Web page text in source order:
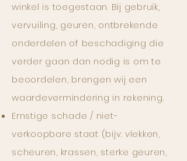
winkel is toegestaan. Bij gebruik,
vervuiling, geuren, ontbrekende
onderdelen of beschadiging die
verder gaan dan nodig is om te
beoordelen, brengen wij een
waardevermindering in rekening.
Ernstige schade / niet-
verkoopbare staat (bijv. vlekken,
scheuren, krassen, sterke geuren,